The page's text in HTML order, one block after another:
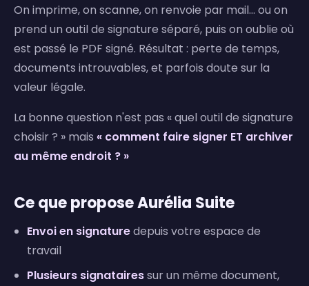
On imprime, on scanne, on renvoie par mail… ou on
prend un outil de signature séparé, puis on oublie où
est passé le PDF signé. Résultat : perte de temps,
documents introuvables, et parfois doute sur la
valeur légale.
La bonne question n'est pas « quel outil de signature
choisir ? » mais « comment faire signer ET archiver
au même endroit ? »
Ce que propose Aurélia Suite
Envoi en signaturedepuis votre espace de
travail
Plusieurs signatairessur un même document,